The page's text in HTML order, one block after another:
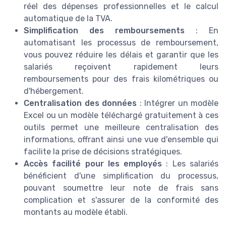
réel des dépenses professionnelles et le calcul
automatique de la TVA.
Simplification des remboursements : En
automatisant les processus de remboursement,
vous pouvez réduire les délais et garantir que les
salariés reçoivent rapidement leurs
remboursements pour des frais kilométriques ou
d'hébergement.
Centralisation des données : Intégrer un modèle
Excel ou un modèle téléchargé gratuitement à ces
outils permet une meilleure centralisation des
informations, offrant ainsi une vue d'ensemble qui
facilite la prise de décisions stratégiques.
Accès facilité pour les employés : Les salariés
bénéficient d'une simplification du processus,
pouvant soumettre leur note de frais sans
complication et s'assurer de la conformité des
montants au modèle établi.